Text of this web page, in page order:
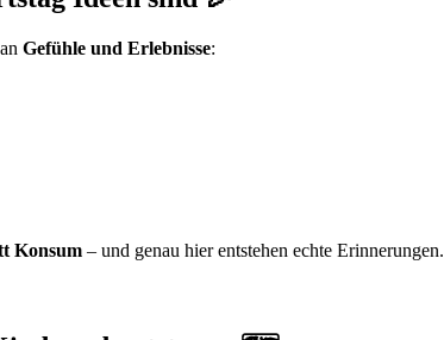
Gefühle und Erlebnisse:
Konsum – und genau hier entstehen echte Erinnerungen.